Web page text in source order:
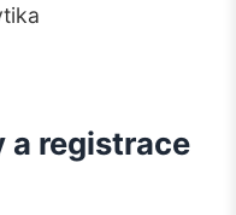
a registrace